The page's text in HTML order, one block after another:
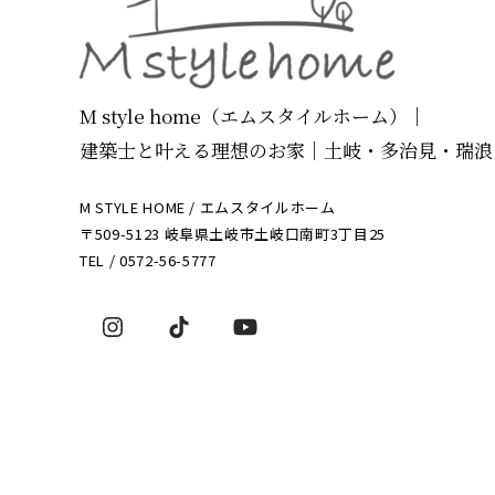
M style home（エムスタイルホーム）｜
建築士と叶える理想のお家 ｜ 土岐・多治見・瑞
M STYLE HOME / エムスタイルホーム
〒509-5123 岐阜県土岐市土岐口南町3丁目25
TEL / 0572-56-5777